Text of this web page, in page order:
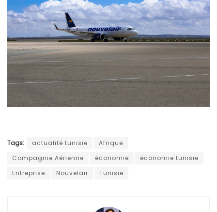
Tags: actualité tunisie
Afrique
Compagnie Aérienne
économie
économie tunisie
Entreprise
Nouvelair Tunisie